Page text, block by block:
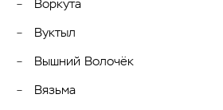
Воркута
Вуктыл
Вышний Волочёк
Вязьма